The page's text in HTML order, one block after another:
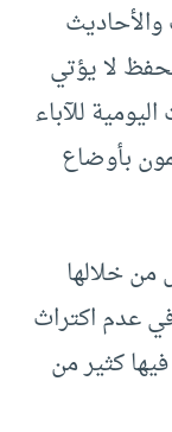
لا يؤتي
للآباء
بأوضاع
من خلالها
عدم اكتراث
كثير من